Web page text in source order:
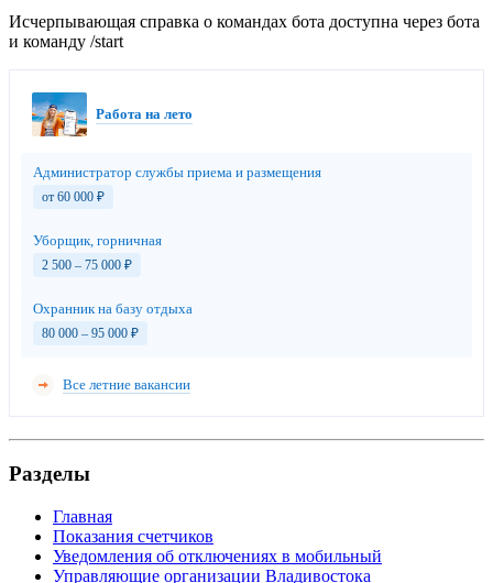
Исчерпывающая справка о командах бота доступна через бота
и команду /start
Работа на лето
Администратор службы приема и размещения
от 60 000 ₽
Уборщик, горничная
2 500 – 75 000 ₽
Охранник на базу отдыха
80 000 – 95 000 ₽
Все летние вакансии
Разделы
Главная
Показания счетчиков
Уведомления об отключениях в мобильный
Управляющие организации Владивостока